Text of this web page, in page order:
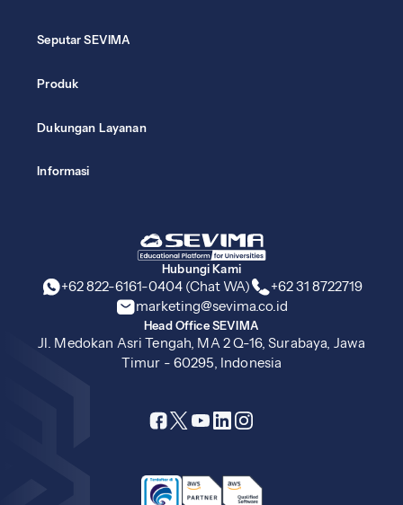
Hubungi Kami
+62 822-6161-0404 (Chat WA)
+62 31 8722719
marketing@sevima.co.id
Head Office SEVIMA
Jl. Medokan Asri Tengah, MA 2 Q-16, Surabaya, Jawa
Timur - 60295, Indonesia
Seputar SEVIMA
Produk
Dukungan Layanan
Informasi